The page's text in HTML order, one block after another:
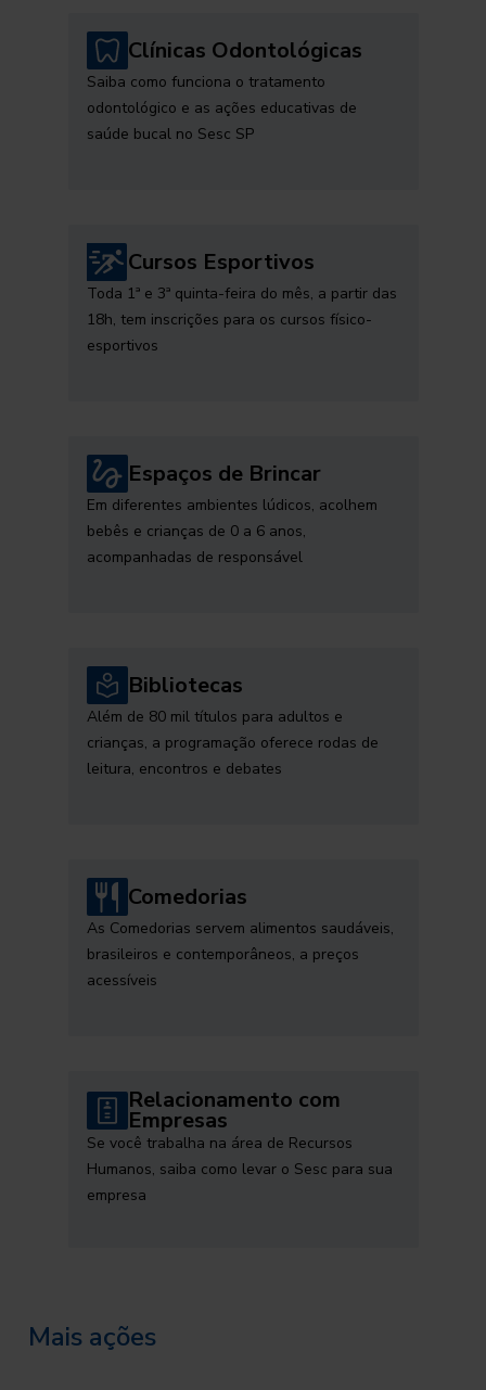
Clínicas Odontológicas
Saiba como funciona o tratamento
odontológico e as ações educativas de
saúde bucal no Sesc SP
Cursos Esportivos
Toda 1ª e 3ª quinta-feira do mês, a partir das
18h, tem inscrições para os cursos físico-
esportivos
Espaços de Brincar
Em diferentes ambientes lúdicos, acolhem
bebês e crianças de 0 a 6 anos,
acompanhadas de responsável
Bibliotecas
Além de 80 mil títulos para adultos e
crianças, a programação oferece rodas de
leitura, encontros e debates
Comedorias
As Comedorias servem alimentos saudáveis,
brasileiros e contemporâneos, a preços
acessíveis
Relacionamento com
Empresas
Se você trabalha na área de Recursos
Humanos, saiba como levar o Sesc para sua
empresa
Mais ações